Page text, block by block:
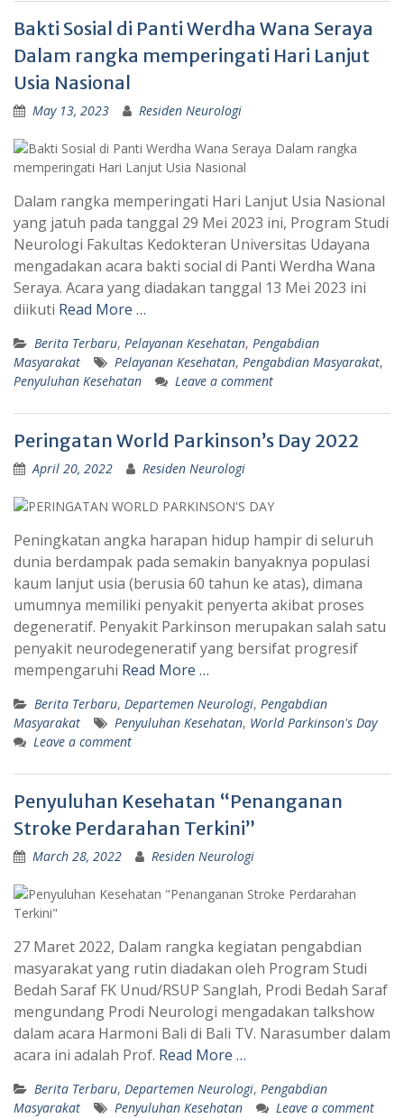
Bakti Sosial di Panti Werdha Wana Seraya
Dalam rangka memperingati Hari Lanjut
Usia Nasional
May 13, 2023 Residen Neurologi
Dalam rangka memperingati Hari Lanjut Usia Nasional
yang jatuh pada tanggal 29 Mei 2023 ini, Program Studi
Neurologi Fakultas Kedokteran Universitas Udayana
mengadakan acara bakti social di Panti Werdha Wana
Seraya. Acara yang diadakan tanggal 13 Mei 2023 ini
diikuti Read More …
Berita Terbaru, Pelayanan Kesehatan, Pengabdian
Masyarakat
Pelayanan Kesehatan, Pengabdian Masyarakat,
Penyuluhan Kesehatan
Leave a comment
Peringatan World Parkinson’s Day 2022
April 20, 2022 Residen Neurologi
Peningkatan angka harapan hidup hampir di seluruh
dunia berdampak pada semakin banyaknya populasi
kaum lanjut usia (berusia 60 tahun ke atas), dimana
umumnya memiliki penyakit penyerta akibat proses
degeneratif. Penyakit Parkinson merupakan salah satu
penyakit neurodegeneratif yang bersifat progresif
mempengaruhi Read More …
Berita Terbaru, Departemen Neurologi, Pengabdian
Masyarakat
Penyuluhan Kesehatan, World Parkinson's Day
Leave a comment
Penyuluhan Kesehatan “Penanganan
Stroke Perdarahan Terkini”
March 28, 2022 Residen Neurologi
27 Maret 2022, Dalam rangka kegiatan pengabdian
masyarakat yang rutin diadakan oleh Program Studi
Bedah Saraf FK Unud/RSUP Sanglah, Prodi Bedah Saraf
mengundang Prodi Neurologi mengadakan talkshow
dalam acara Harmoni Bali di Bali TV. Narasumber dalam
acara ini adalah Prof. Read More …
Berita Terbaru, Departemen Neurologi, Pengabdian
Masyarakat
Penyuluhan Kesehatan Leave a comment